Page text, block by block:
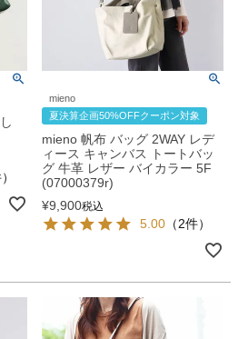
mieno
夏決算企画50%OFFクーポン対象
mieno 帆布 バッグ 2WAY レデ
ィース キャンバス トートバッ
グ 牛革 レザー バイカラー 5F
(07000379r)
¥9,900税込
5.00 （2件）